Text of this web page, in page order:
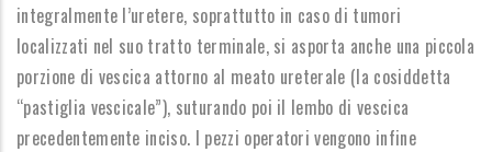
integralmente l’uretere, soprattutto in caso di tumori
localizzati nel suo tratto terminale, si asporta anche una piccola
porzione di vescica attorno al meato ureterale (la cosiddetta
“pastiglia vescicale”), suturando poi il lembo di vescica
precedentemente inciso. I pezzi operatori vengono infine